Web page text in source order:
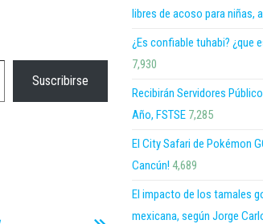
Suscribirse
libres de acoso para niñas,
¿Es confiable tuhabi? ¿que
7,930
Recibirán Servidores
Año, FSTSE 7,285
El City Safari de Pokémon
Cancún! 4,689
El impacto de los tamales
mexicana, según Jorge